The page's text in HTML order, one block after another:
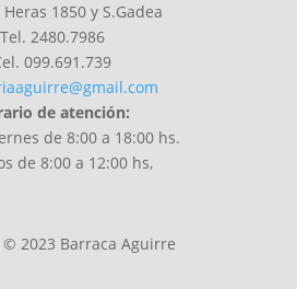
Heras 1850 y S.Gadea
Tel. 2480.7986
099.691.739
de atención:
de 8:00 a 18:00 hs.
de 8:00 a 12:00 hs,
2023 Barraca Aguirre